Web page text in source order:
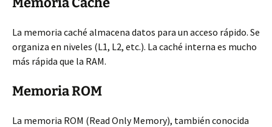
La memoria caché almacena datos para un acceso rápido. Se
organiza en niveles (L1, L2, etc.). La caché interna es mucho
más rápida que la RAM.
Memoria ROM
La memoria ROM (Read Only Memory), también conocida